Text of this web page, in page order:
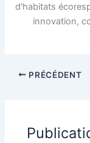
d'habitats
innovation,
PRÉCÉDENT